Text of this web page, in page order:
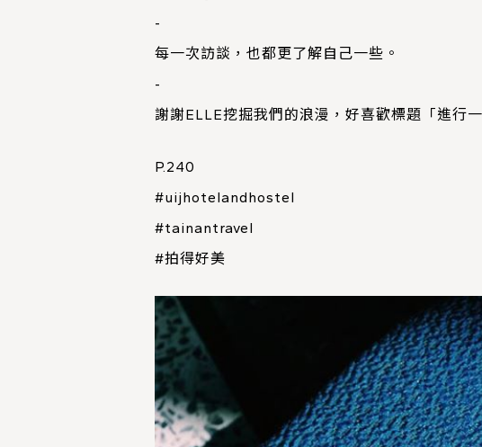
-
每一次訪談，也都更了解自己一些。
-
謝謝ELLE挖掘我們的浪漫，好喜歡標題「進行
P.240
#uijhotelandhostel
#tainantravel
#拍得好美